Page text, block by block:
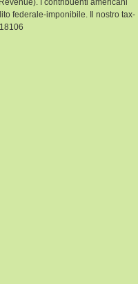
federale-imponibile. Il nostro tax-